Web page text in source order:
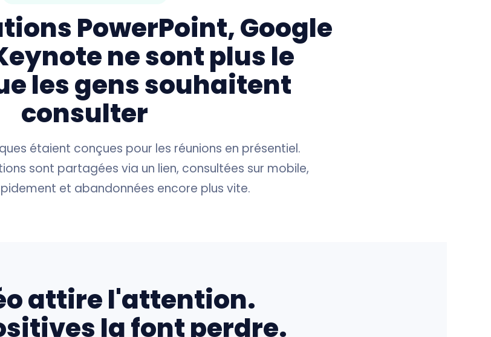
PowerPoint, Google
ne sont plus le
les gens souhaitent
consulter
étaient conçues pour les réunions en présentiel.
sont partagées via un lien, consultées sur mobile,
et abandonnées encore plus vite.
attire l'attention.
la font perdre.